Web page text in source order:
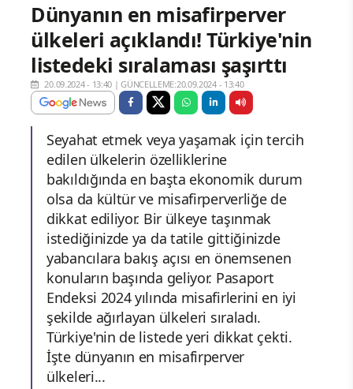
Dünyanın en misafirperver
ülkeleri açıklandı! Türkiye'nin
listedeki sıralaması şaşırttı
20.09.2024 - 13:40 |GÜNCELLEME:20.09.2024 - 13:40
Seyahat etmek veya yaşamak için tercih
edilen ülkelerin özelliklerine
bakıldığında en başta ekonomik durum
olsa da kültür ve misafirperverliğe de
dikkat ediliyor. Bir ülkeye taşınmak
istediğinizde ya da tatile gittiğinizde
yabancılara bakış açısı en önemsenen
konuların başında geliyor. Pasaport
Endeksi 2024 yılında misafirlerini en iyi
şekilde ağırlayan ülkeleri sıraladı.
Türkiye'nin de listede yeri dikkat çekti.
İşte dünyanın en misafirperver
ülkeleri...